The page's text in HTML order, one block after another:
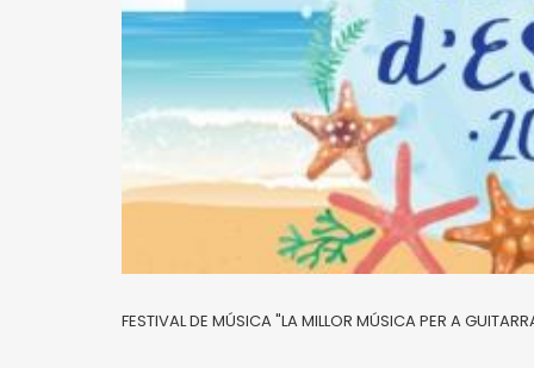
FESTIVAL DE MÚSICA "LA MILLOR MÚSICA PER A